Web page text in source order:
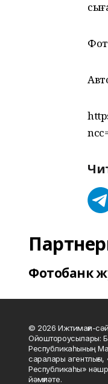
Фотобанк
© 2026 Ижтимағи-
Ойоштороусылары:
Республикаһының
саралары
Республикаһы»
йәмғиәте.